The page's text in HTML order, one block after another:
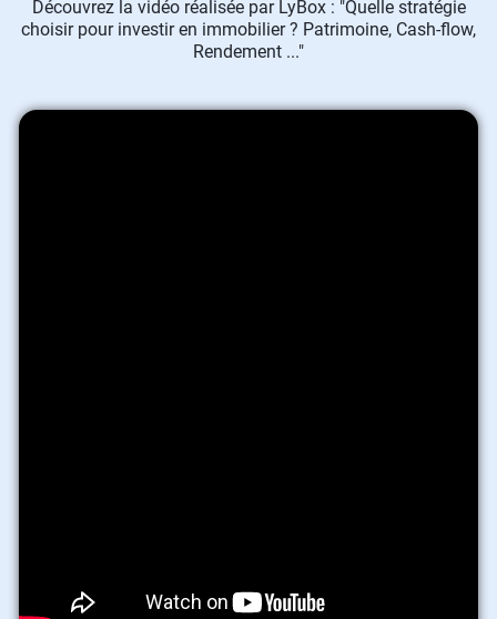
Découvrez la vidéo réalisée par LyBox : "Quelle stratégie
choisir pour investir en immobilier ? Patrimoine, Cash-flow,
Rendement ..."